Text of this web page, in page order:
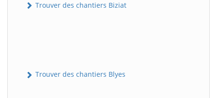
Trouver des chantiers Biziat
Trouver des chantiers Blyes